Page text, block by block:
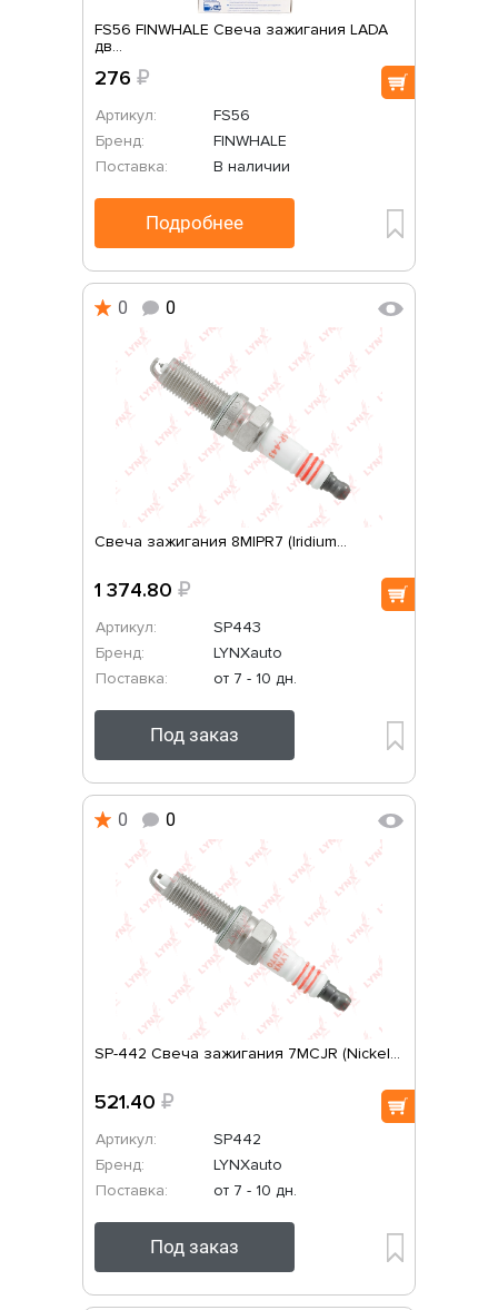
FS56 FINWHALE Свеча зажигания LADA
дв...
276 ₽
Артикул:
FS56
Бренд:
FINWHALE
Поставка:
В наличии
Подробнее
0 0
Свеча зажигания 8MIPR7 (Iridium...
1 374.80 ₽
Артикул:
SP443
Бренд:
LYNXauto
Поставка:
от 7 - 10 дн.
Под заказ
0 0
SP-442 Свеча зажигания 7MCJR (Nickel...
521.40 ₽
Артикул:
SP442
Бренд:
LYNXauto
Поставка:
от 7 - 10 дн.
Под заказ